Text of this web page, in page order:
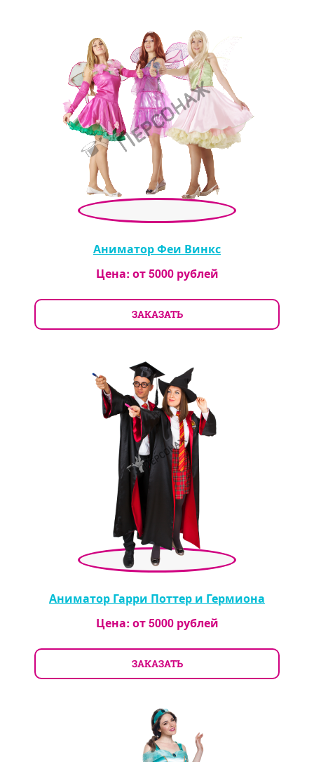
Аниматор Феи Винкс
Цена: от5000рублей
ЗАКАЗАТЬ
Аниматор Гарри Поттер и Гермиона
Цена: от5000рублей
ЗАКАЗАТЬ